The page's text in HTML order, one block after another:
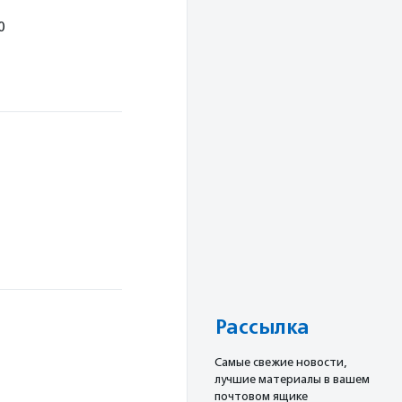
Рассылка
Cамые свежие новости,
лучшие материалы в вашем
почтовом ящике